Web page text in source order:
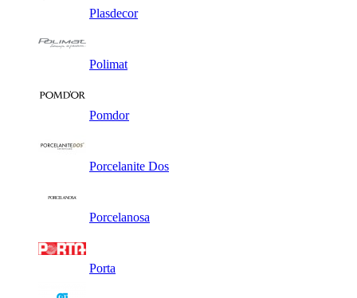
Plasdecor
Polimat
Pomdor
Porcelanite Dos
Porcelanosa
Porta